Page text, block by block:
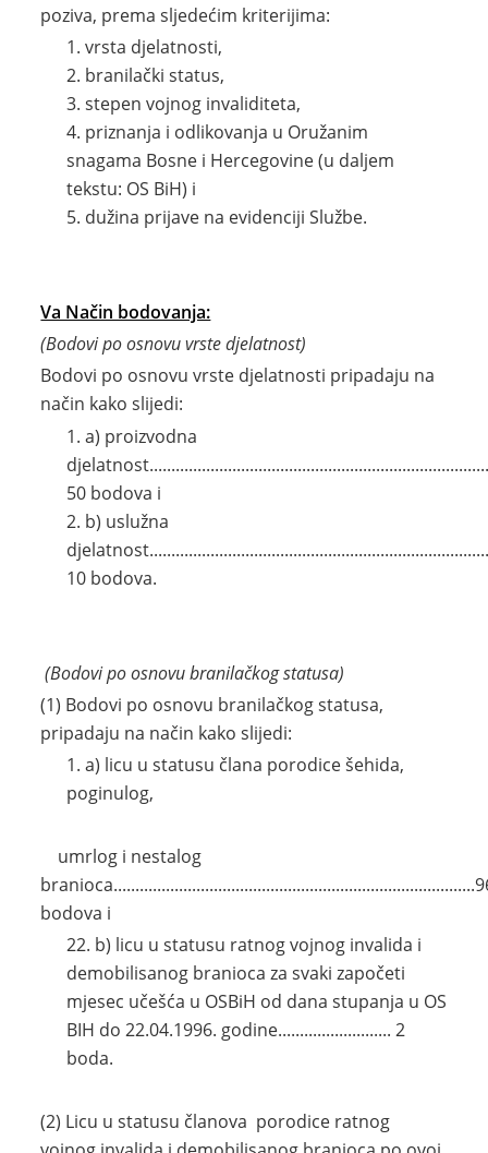
poziva, prema sljedećim kriterijima:
vrsta djelatnosti,
branilački status,
stepen vojnog invaliditeta,
priznanja i odlikovanja u Oružanim
snagama Bosne i Hercegovine (u daljem
tekstu: OS BiH) i
dužina prijave na evidenciji Službe.
Va Način bodovanja:
(Bodovi po osnovu vrste djelatnost)
Bodovi po osnovu vrste djelatnosti pripadaju na
način kako slijedi:
a) proizvodna
50 bodova i
b) uslužna
10 bodova.
(Bodovi po osnovu branilačkog statusa)
(1) Bodovi po osnovu branilačkog statusa,
pripadaju na način kako slijedi:
a) licu u statusu člana porodice šehida,
poginulog,
umrlog i nestalog
bodova i
b) licu u statusu ratnog vojnog invalida i
demobilisanog branioca za svaki započeti
mjesec učešća u OSBiH od dana stupanja u OS
BIH do 22.04.1996. godine.......................... 2
boda.
(2) Licu u statusu članova porodice ratnog